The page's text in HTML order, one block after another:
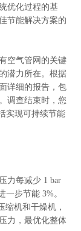
优化过程的基
节能解决方案的
空气管网的关键
潜力所在。根据
详细的报告，包
调查结束时，您
实现可持续节能
力每减少 1 bar
一步节能 3%。
缩机和干燥机，
力，最优化整体